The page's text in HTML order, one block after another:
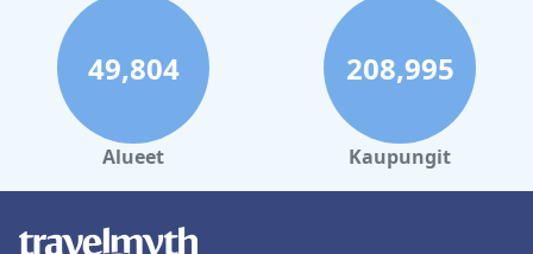
49,804
Alueet
208,995
Kaupungit